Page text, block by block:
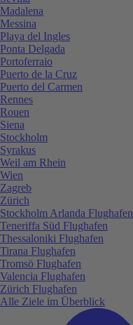
Madalena
Messina
Playa del Ingles
Ponta Delgada
Portoferraio
Puerto de la Cruz
Puerto del Carmen
Rennes
Rouen
Siena
Stockholm
Syrakus
Weil am Rhein
Wien
Zagreb
Zürich
Stockholm Arlanda Flughafen
Teneriffa Süd Flughafen
Thessaloniki Flughafen
Tirana Flughafen
Tromsö Flughafen
Valencia Flughafen
Zürich Flughafen
Alle Ziele im Überblick